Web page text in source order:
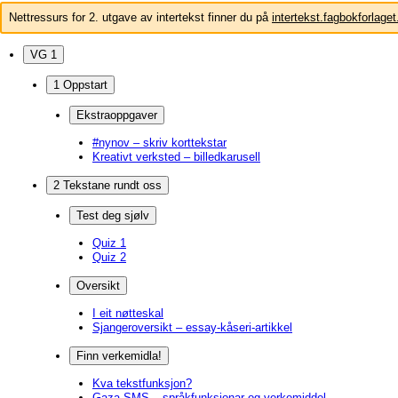
Nettressurs for 2. utgave av intertekst finner du på
VG 1
1 Oppstart
Ekstraoppgaver
#nynov – skriv korttekstar
Kreativt verksted – billedkarusell
2 Tekstane rundt oss
Test deg sjølv
Quiz 1
Quiz 2
Oversikt
I eit nøtteskal
Sjangeroversikt – essay-kåseri-artikkel
Finn verkemidla!
Kva tekstfunksjon?